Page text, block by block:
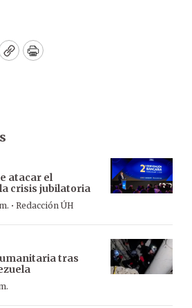
CopyPrint
atacar el
crisis jubilatoria
· Redacción ÚH
tras